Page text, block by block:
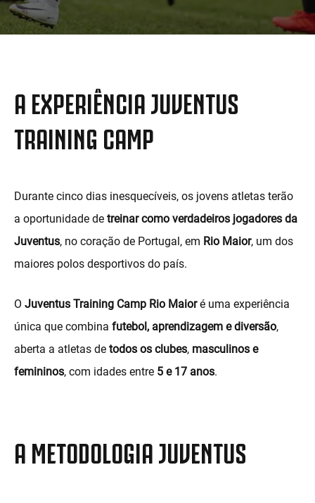
A EXPERIÊNCIA JUVENTUS
TRAINING CAMP
Durante cinco dias inesquecíveis, os jovens atletas terão
a oportunidade de treinar como verdadeiros jogadores da
Juventus, no coração de Portugal, em Rio Maior, um dos
maiores polos desportivos do país.
O Juventus Training Camp Rio Maioré uma experiência
única que combina futebol, aprendizagem e diversão,
aberta a atletas de todos os clubes, masculinos e
femininos, com idades entre 5 e 17 anos.
A METODOLOGIA JUVENTUS